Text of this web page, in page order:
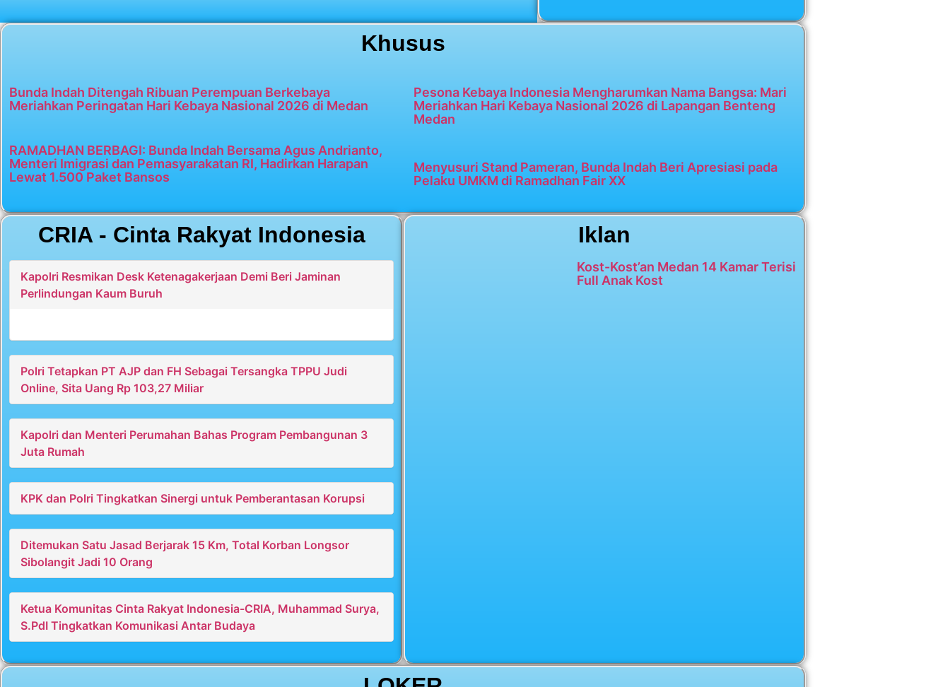
Khusus
Bunda Indah Ditengah Ribuan Perempuan Berkebaya
Meriahkan Peringatan Hari Kebaya Nasional 2026 di Medan
Pesona Kebaya Indonesia Mengharumkan Nama Bangsa: Mari
Meriahkan Hari Kebaya Nasional 2026 di Lapangan Benteng
Medan
RAMADHAN BERBAGI: Bunda Indah Bersama Agus Andrianto,
Menteri Imigrasi dan Pemasyarakatan RI, Hadirkan Harapan
Lewat 1.500 Paket Bansos
Menyusuri Stand Pameran, Bunda Indah Beri Apresiasi pada
Pelaku UMKM di Ramadhan Fair XX
CRIA - Cinta Rakyat Indonesia
Kapolri Resmikan Desk Ketenagakerjaan Demi Beri Jaminan
Perlindungan Kaum Buruh
Polri Tetapkan PT AJP dan FH Sebagai Tersangka TPPU Judi
Online, Sita Uang Rp 103,27 Miliar
Kapolri dan Menteri Perumahan Bahas Program Pembangunan 3
Juta Rumah
KPK dan Polri Tingkatkan Sinergi untuk Pemberantasan Korupsi
Ditemukan Satu Jasad Berjarak 15 Km, Total Korban Longsor
Sibolangit Jadi 10 Orang
Ketua Komunitas Cinta Rakyat Indonesia-CRIA, Muhammad Surya,
S.PdI Tingkatkan Komunikasi Antar Budaya
Iklan
Kost-Kost’an Medan 14 Kamar Terisi
Full Anak Kost